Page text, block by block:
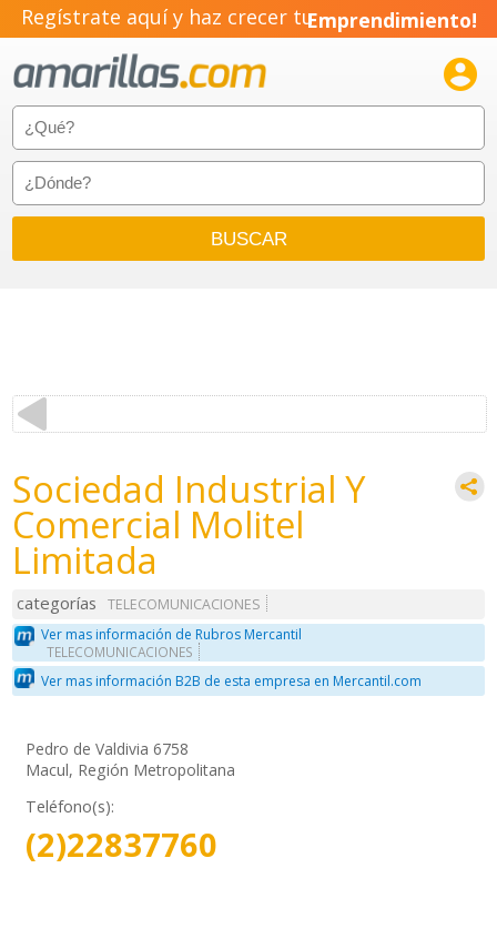
Regístrate aquí y haz crecer tuEmprendimiento!

Sociedad Industrial Y
Comercial Molitel
Limitada
categorías
TELECOMUNICACIONES
Ver mas información de Rubros Mercantil
TELECOMUNICACIONES
Ver mas información B2B de esta empresa en Mercantil.com
Pedro de Valdivia 6758
Macul, Región Metropolitana
Teléfono(s):
(2)22837760